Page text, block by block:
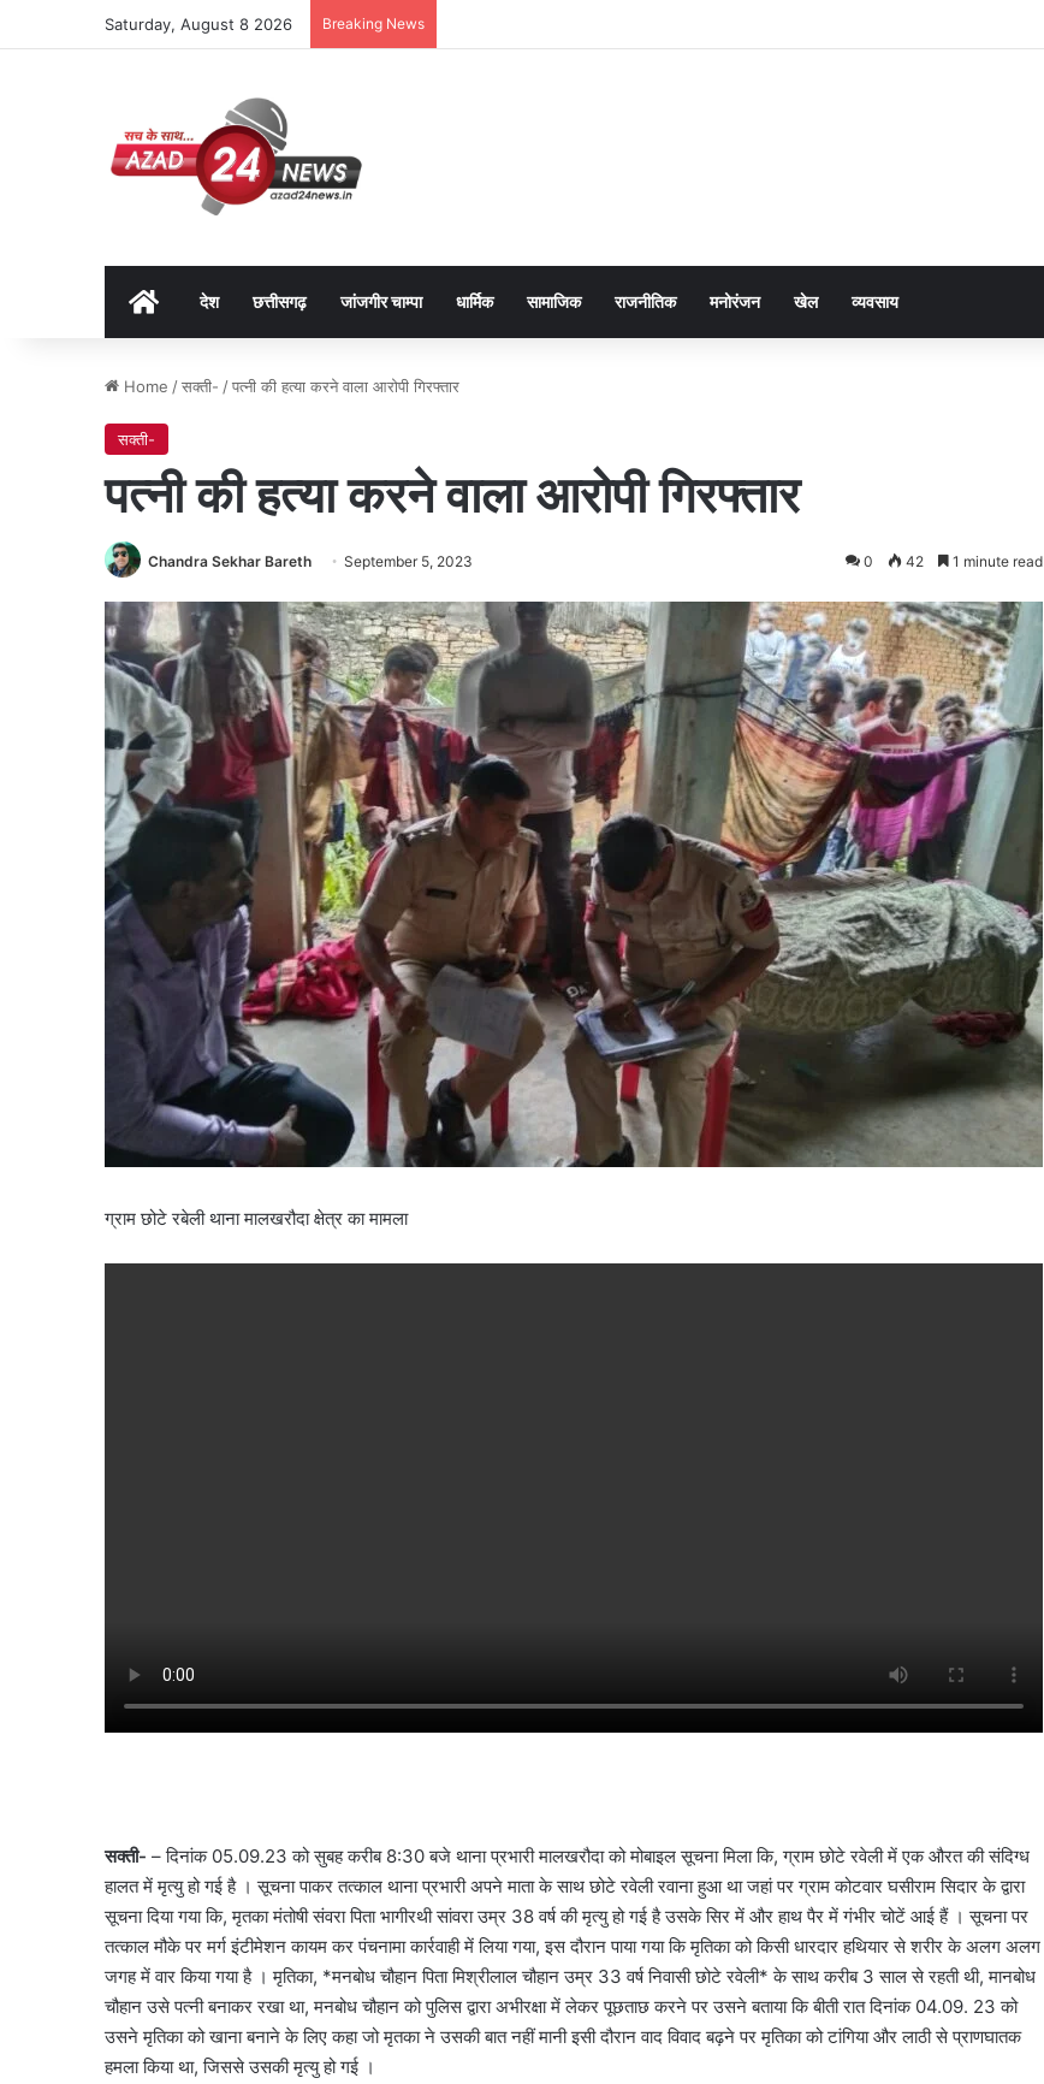
Saturday, August 8 2026 Breaking News
Homeदेश छत्तीसगढ़ जांजगीर चाम्पा धार्मिक सामाजिक राजनीतिक मनोरंजन खेल व्यवसाय
Home /सक्ती- /पत्नी की हत्या करने वाला आरोपी गिरफ्तार
सक्ती-
पत्नी की हत्या करने वाला आरोपी गिरफ्तार
Chandra Sekhar Bareth September 5, 2023 0 42 1 minute read
ग्राम छोटे रबेली थाना मालखरौदा क्षेत्र का मामला
सक्ती- – दिनांक 05.09.23 को सुबह करीब 8:30 बजे थाना प्रभारी मालखरौदा को मोबाइल सूचना मिला कि, ग्राम छोटे रवेली में एक औरत की संदिग्ध
हालत में मृत्यु हो गई है । सूचना पाकर तत्काल थाना प्रभारी अपने माता के साथ छोटे रवेली रवाना हुआ था जहां पर ग्राम कोटवार घसीराम सिदार के द्वारा
सूचना दिया गया कि, मृतका मंतोषी संवरा पिता भागीरथी सांवरा उम्र 38 वर्ष की मृत्यु हो गई है उसके सिर में और हाथ पैर में गंभीर चोटें आई हैं । सूचना पर
तत्काल मौके पर मर्ग इंटीमेशन कायम कर पंचनामा कार्रवाही में लिया गया, इस दौरान पाया गया कि मृतिका को किसी धारदार हथियार से शरीर के अलग अलग
जगह में वार किया गया है । मृतिका, *मनबोध चौहान पिता मिश्रीलाल चौहान उम्र 33 वर्ष निवासी छोटे रवेली* के साथ करीब 3 साल से रहती थी, मानबोध
चौहान उसे पत्नी बनाकर रखा था, मनबोध चौहान को पुलिस द्वारा अभीरक्षा में लेकर पूछताछ करने पर उसने बताया कि बीती रात दिनांक 04.09. 23 को
उसने मृतिका को खाना बनाने के लिए कहा जो मृतका ने उसकी बात नहीं मानी इसी दौरान वाद विवाद बढ़ने पर मृतिका को टांगिया और लाठी से प्राणघातक
हमला किया था, जिससे उसकी मृत्यु हो गई ।